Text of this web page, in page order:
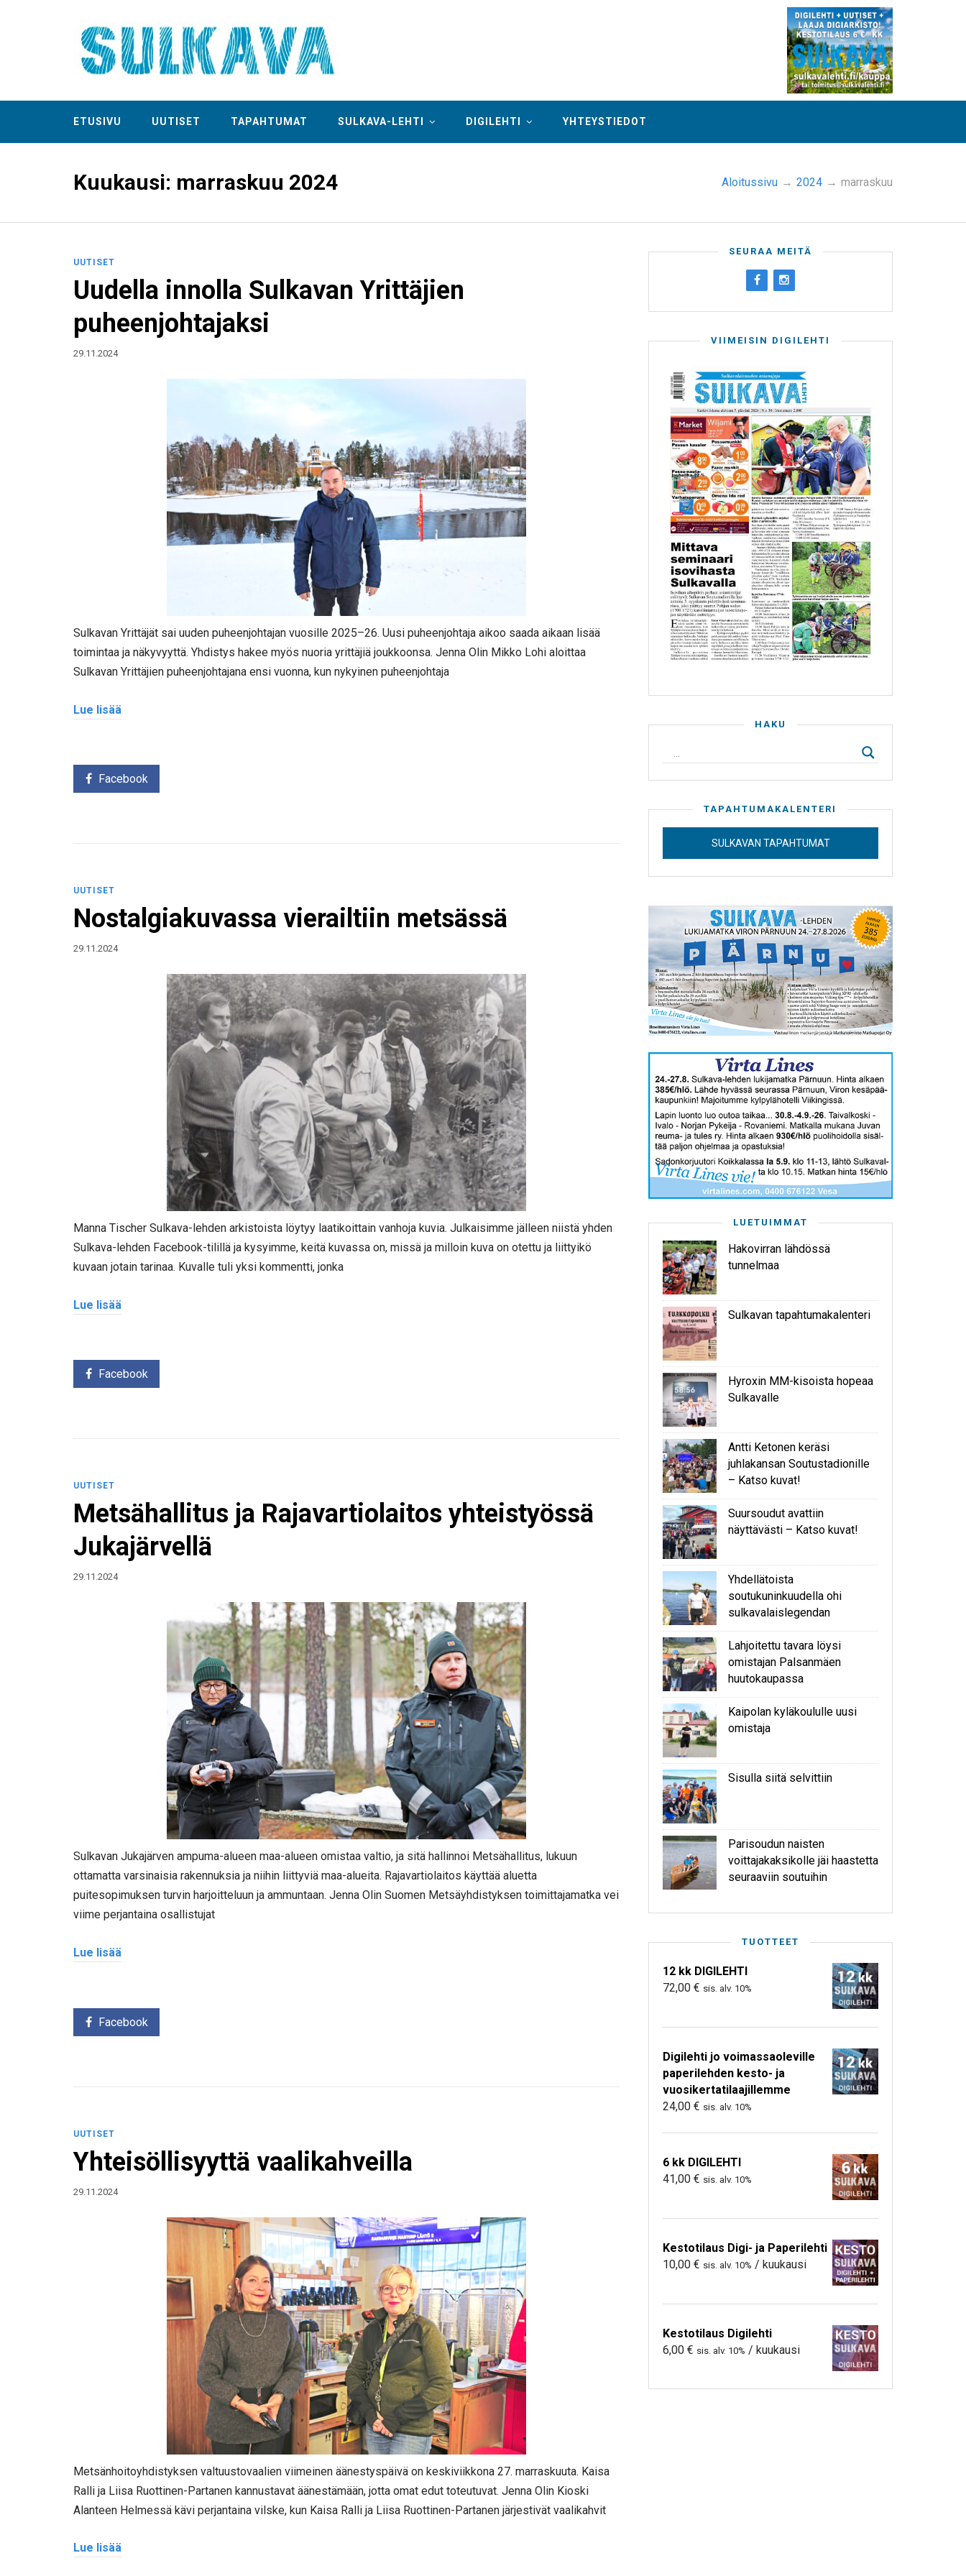
ETUSIVU UUTISET TAPAHTUMAT SULKAVA-LEHTI DIGILEHTI YHTEYSTIEDOT
Kuukausi: marraskuu 2024 Aloitussivu → 2024 → marraskuu
UUTISET
Uudella innolla Sulkavan Yrittäjien
puheenjohtajaksi
29.11.2024
Sulkavan Yrittäjät sai uuden puheenjohtajan vuosille 2025–26. Uusi puheenjohtaja aikoo saada aikaan lisää
toimintaa ja näkyvyyttä. Yhdistys hakee myös nuoria yrittäjiä joukkoonsa. Jenna Olin Mikko Lohi aloittaa
Sulkavan Yrittäjien puheenjohtajana ensi vuonna, kun nykyinen puheenjohtaja
Lue lisää
Facebook
UUTISET
Nostalgiakuvassa vierailtiin metsässä
29.11.2024
Manna Tischer Sulkava-lehden arkistoista löytyy laatikoittain vanhoja kuvia. Julkaisimme jälleen niistä yhden
Sulkava-lehden Facebook-tilillä ja kysyimme, keitä kuvassa on, missä ja milloin kuva on otettu ja liittyikö
kuvaan jotain tarinaa. Kuvalle tuli yksi kommentti, jonka
Lue lisää
Facebook
UUTISET
Metsähallitus ja Rajavartiolaitos yhteistyössä
Jukajärvellä
29.11.2024
Sulkavan Jukajärven ampuma-alueen maa-alueen omistaa valtio, ja sitä hallinnoi Metsähallitus, lukuun
ottamatta varsinaisia rakennuksia ja niihin liittyviä maa-alueita. Rajavartiolaitos käyttää aluetta
puitesopimuksen turvin harjoitteluun ja ammuntaan. Jenna Olin Suomen Metsäyhdistyksen toimittajamatka vei
viime perjantaina osallistujat
Lue lisää
Facebook
UUTISET
Yhteisöllisyyttä vaalikahveilla
29.11.2024
Metsänhoitoyhdistyksen valtuustovaalien viimeinen äänestyspäivä on keskiviikkona 27. marraskuuta. Kaisa
Ralli ja Liisa Ruottinen-Partanen kannustavat äänestämään, jotta omat edut toteutuvat. Jenna Olin Kioski
Alanteen Helmessä kävi perjantaina vilske, kun Kaisa Ralli ja Liisa Ruottinen-Partanen järjestivät vaalikahvit
Lue lisää
SEURAA MEITÄ
VIIMEISIN DIGILEHTI
HAKU
TAPAHTUMAKALENTERI
SULKAVAN TAPAHTUMAT
LUETUIMMAT
Hakovirran lähdössä
tunnelmaa
Sulkavan tapahtumakalenteri
Hyroxin MM-kisoista hopeaa
Sulkavalle
Antti Ketonen keräsi
juhlakansan Soutustadionille
– Katso kuvat!
Suursoudut avattiin
näyttävästi – Katso kuvat!
Yhdellätoista
soutukuninkuudella ohi
sulkavalaislegendan
Lahjoitettu tavara löysi
omistajan Palsanmäen
huutokaupassa
Kaipolan kyläkoululle uusi
omistaja
Sisulla siitä selvittiin
Parisoudun naisten
voittajakaksikolle jäi haastetta
seuraaviin soutuihin
TUOTTEET
12 kk DIGILEHTI
72,00 € sis. alv. 10%
Digilehti jo voimassaoleville
paperilehden kesto- ja
vuosikertatilaajillemme
24,00 € sis. alv. 10%
6 kk DIGILEHTI
41,00 € sis. alv. 10%
Kestotilaus Digi- ja Paperilehti
10,00 € sis. alv. 10% / kuukausi
Kestotilaus Digilehti
6,00 € sis. alv. 10% / kuukausi